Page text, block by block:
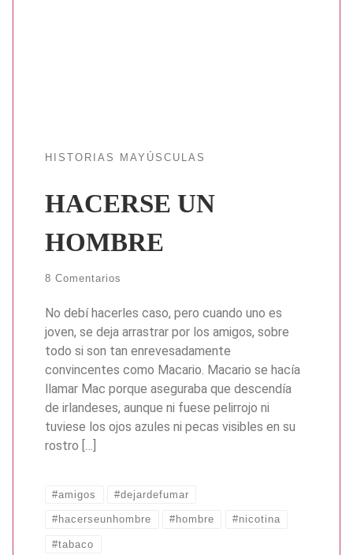
HISTORIAS MAYÚSCULAS
HACERSE UN
HOMBRE
8 Comentarios
No debí hacerles caso, pero cuando uno es
joven, se deja arrastrar por los amigos, sobre
todo si son tan enrevesadamente
convincentes como Macario. Macario se hacía
llamar Mac porque aseguraba que descendía
de irlandeses, aunque ni fuese pelirrojo ni
tuviese los ojos azules ni pecas visibles en su
rostro […]
#amigos #dejardefumar
#hacerseunhombre #hombre #nicotina
#tabaco